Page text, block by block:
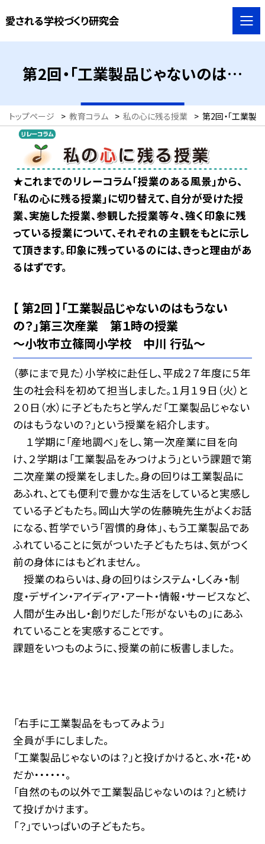
愛される学校づくり研究会
第2回・「工業製品じゃないのは…
トップページ > 教育コラム > 私の心に残る授業 > 第2回・「工業製
★これまでのリレーコラム「授業のある風景」から、
「私の心に残る授業」に切り替えて、自分が受けた授
業、実施した授業、参観した授業等々、強く印象に残
っている授業について、それぞれの主観をもとに示し
て頂きます。印象に残っているのには、きっと理由があ
るはずです。
【 第2回 】「工業製品じゃないのはもうない
の？」第三次産業 第１時の授業
〜小牧市立篠岡小学校 中川 行弘〜
（夢にまで見た）小学校に赴任し、平成２７年度に５年
生の社会科を初めて担当しました。１月１９日（火）と
２０日（水）に子どもたちと学んだ「工業製品じゃない
のはもうないの？」という授業を紹介します。
１学期に「産地調べ」をし、第一次産業に目を向
け、２学期は「工業製品をみつけよう」という課題で第
二次産業の授業をしました。身の回りは工業製品に
あふれ、とても便利で豊かな生活をしていると実感し
ている子どもたち。岡山大学の佐藤暁先生がよくお話
になる、哲学でいう「習慣的身体」、もう工業製品であ
ふれていることに気がついた子どもたちは、気がつく
前の身体にはもどれません。
授業のねらいは、身の回りはシステム・しくみ・制
度・デザイン・アイディア・アート・情報・サービスなど、
人間が生み出し・創りだした「形がないもの」にあふ
れていることを実感することです。
課題をいつものように、授業の前に板書しました。
「右手に工業製品をもってみよう」
全員が手にしました。
「工業製品じゃないのは？」と投げかけると、水・花・め
だか・・・・・・。
「自然のもの以外で工業製品じゃないのは？」と続け
て投げかけます。
「？」でいっぱいの子どもたち。